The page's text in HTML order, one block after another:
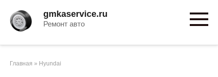
контенту
gmkaservice.ru
Ремонт авто
Главная » Hyundai